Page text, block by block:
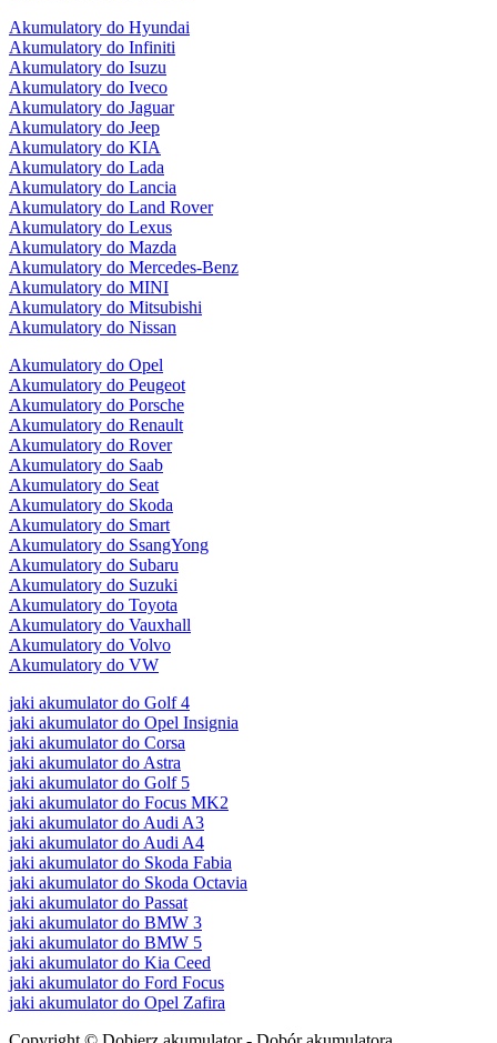
Akumulatory do Hyundai
Akumulatory do Infiniti
Akumulatory do Isuzu
Akumulatory do Iveco
Akumulatory do Jaguar
Akumulatory do Jeep
Akumulatory do KIA
Akumulatory do Lada
Akumulatory do Lancia
Akumulatory do Land Rover
Akumulatory do Lexus
Akumulatory do Mazda
Akumulatory do Mercedes-Benz
Akumulatory do MINI
Akumulatory do Mitsubishi
Akumulatory do Nissan
Akumulatory do Opel
Akumulatory do Peugeot
Akumulatory do Porsche
Akumulatory do Renault
Akumulatory do Rover
Akumulatory do Saab
Akumulatory do Seat
Akumulatory do Skoda
Akumulatory do Smart
Akumulatory do SsangYong
Akumulatory do Subaru
Akumulatory do Suzuki
Akumulatory do Toyota
Akumulatory do Vauxhall
Akumulatory do Volvo
Akumulatory do VW
jaki akumulator do Golf 4
jaki akumulator do Opel Insignia
jaki akumulator do Corsa
jaki akumulator do Astra
jaki akumulator do Golf 5
jaki akumulator do Focus MK2
jaki akumulator do Audi A3
jaki akumulator do Audi A4
jaki akumulator do Skoda Fabia
jaki akumulator do Skoda Octavia
jaki akumulator do Passat
jaki akumulator do BMW 3
jaki akumulator do BMW 5
jaki akumulator do Kia Ceed
jaki akumulator do Ford Focus
jaki akumulator do Opel Zafira